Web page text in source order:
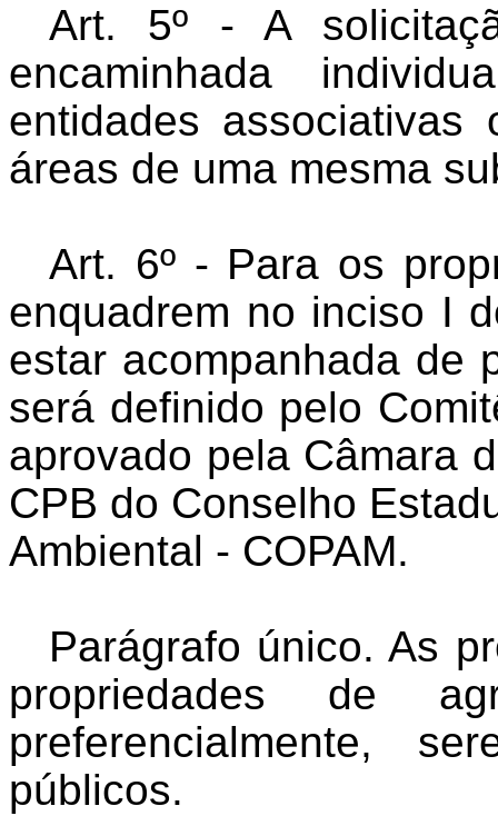
Art. 5º - A
encaminhada
entidades
áreas de uma mesma
Art. 6º - Para os
enquadrem no inciso I
estar acompanhada de
será definido pelo
aprovado pela Câmara
CPB do Conselho
Ambiental - COPAM.
Parágrafo único. As
propriedades de
preferencialmente,
públicos.